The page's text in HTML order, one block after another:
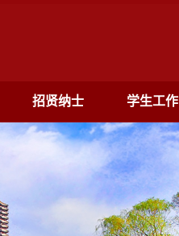
招贤纳士 学生工作